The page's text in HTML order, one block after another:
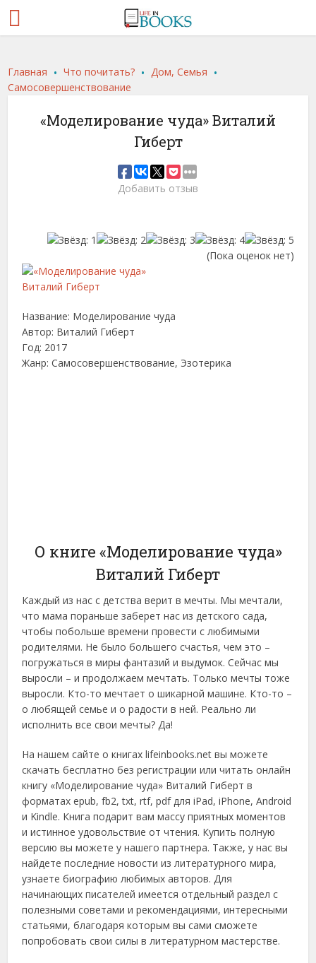
Главная .Что почитать? . Дом, Семья .
Самосовершенствование
«Моделирование чуда» Виталий
Гиберт
Добавить отзыв
(Пока оценок нет)
Название: Моделирование чуда
Автор: Виталий Гиберт
Год: 2017
Жанр: Самосовершенствование, Эзотерика
О книге «Моделирование чуда»
Виталий Гиберт
Каждый из нас с детства верит в мечты. Мы мечтали,
что мама пораньше заберет нас из детского сада,
чтобы побольше времени провести с любимыми
родителями. Не было большего счастья, чем это –
погружаться в миры фантазий и выдумок. Сейчас мы
выросли – и продолжаем мечтать. Только мечты тоже
выросли. Кто-то мечтает о шикарной машине. Кто-то –
о любящей семье и о радости в ней. Реально ли
исполнить все свои мечты? Да!
На нашем сайте о книгах lifeinbooks.net вы можете
скачать бесплатно без регистрации или читать онлайн
книгу «Моделирование чуда» Виталий Гиберт в
форматах epub, fb2, txt, rtf, pdf для iPad, iPhone, Android
и Kindle. Книга подарит вам массу приятных моментов
и истинное удовольствие от чтения. Купить полную
версию вы можете у нашего партнера. Также, у нас вы
найдете последние новости из литературного мира,
узнаете биографию любимых авторов. Для
начинающих писателей имеется отдельный раздел с
полезными советами и рекомендациями, интересными
статьями, благодаря которым вы сами сможете
попробовать свои силы в литературном мастерстве.